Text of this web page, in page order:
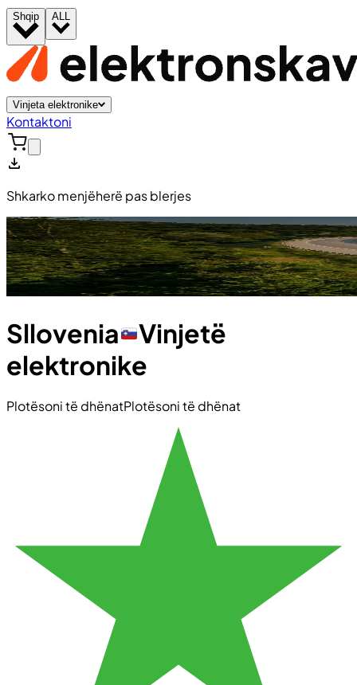
Shqip ALL
Vinjeta elektronike
Kontaktoni
Shkarko menjëherë pas blerjes
Sllovenia
Vinjetë
elektronike
Plotësoni të dhënatPlotësoni të dhënat